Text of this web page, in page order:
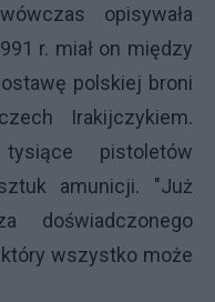
opisywała
r. miał on między
polskiej broni
Irakijczykiem.
pistoletów
amunicji. "Już
doświadczonego
który wszystko może